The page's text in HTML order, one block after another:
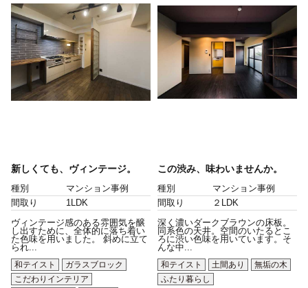
新しくても、ヴィンテージ。
種別
マンション事例
間取り
1LDK
ヴィンテージ感のある雰囲気を醸
し出すために、全体的に落ち着い
た色味を用いました。 斜めに立て
られ...
和テイスト
ガラスブロック
こだわりインテリア
この渋み、味わいませんか。
種別
マンション事例
間取り
２LDK
深く濃いダークブラウンの床板。
同系色の天井。空間のいたるとこ
ろに渋い色味を用いています。そ
んな中...
和テイスト
土間あり
無垢の木
ふたり暮らし